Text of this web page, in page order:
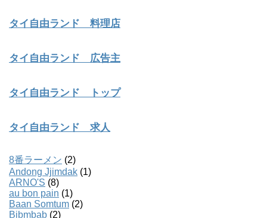
タイ自由ランド 料理店
タイ自由ランド 広告主
タイ自由ランド トップ
タイ自由ランド 求人
8番ラーメン (2)
Andong Jjimdak (1)
ARNO'S (8)
au bon pain (1)
Baan Somtum (2)
Bibmbab (2)